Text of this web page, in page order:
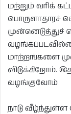
மற்றும் வரிக்
பொருளாதாரச்
மாற்றங்களை
விடுக்கிறோம்.
வழங்குவோம்
நாடு வீழ்ந்துள்ள